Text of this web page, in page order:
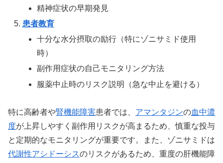
精神症状の早期発見
患者教育
十分な水分摂取の励行（特にゾニサミド使用
時）
副作用症状の自己モニタリング方法
服薬中止時のリスク説明（急な中止を避ける）
特に高齢者や腎機能障害患者では、 アマンタジンの血中濃
度が上昇しやすく副作用リスクが高まるため、慎重な投与
と定期的なモニタリングが重要です。また、ゾニサミドは
代謝性アシドーシスのリスクがあるため、重度の肝機能障